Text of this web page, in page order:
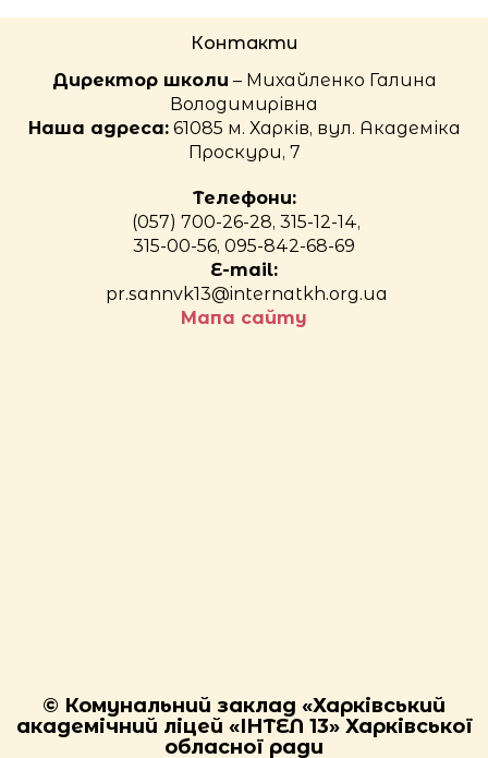
Контакти
Директор школи – Михайленко Галина
Володимирівна
Наша адреса:61085 м. Харків, вул. Академіка
Проскури, 7
Телефони:
(057) 700-26-28, 315-12-14,
315-00-56, 095-842-68-69
E-mail:
pr.sannvk13@internatkh.org.ua
Мапа сайту
© Комунальний заклад «Харківський
академічний ліцей «ІНТЕЛ 13» Харківської
обласної ради